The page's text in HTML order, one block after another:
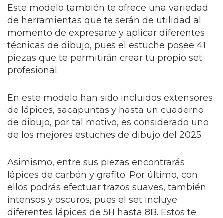
Este modelo también te ofrece una variedad
de herramientas que te serán de utilidad al
momento de expresarte y aplicar diferentes
técnicas de dibujo, pues el estuche posee 41
piezas que te permitirán crear tu propio set
profesional.
En este modelo han sido incluidos extensores
de lápices, sacapuntas y hasta un cuaderno
de dibujo, por tal motivo, es considerado uno
de los mejores estuches de dibujo del 2025.
Asimismo, entre sus piezas encontrarás
lápices de carbón y grafito. Por último, con
ellos podrás efectuar trazos suaves, también
intensos y oscuros, pues el set incluye
diferentes lápices de 5H hasta 8B. Estos te